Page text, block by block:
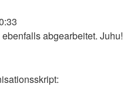
abgearbeitet. Juhu!